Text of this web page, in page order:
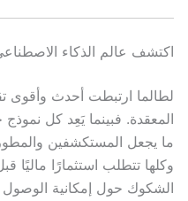
اكتشف عالم الذكاء
لطالما ارتبطت أحدث وأقوى
المعقدة. فبينما يَعِد كل نموذج
ما يجعل المستكشفين
وكلها تتطلب استثمارًا ماليًا
الشكوك حول إمكانية الوصول